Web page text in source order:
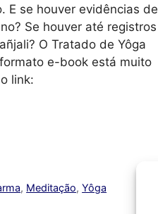
E se houver evidências de
Se houver até registros
O Tratado de Yôga
e-book está muito
link:
, Meditação,Yôga